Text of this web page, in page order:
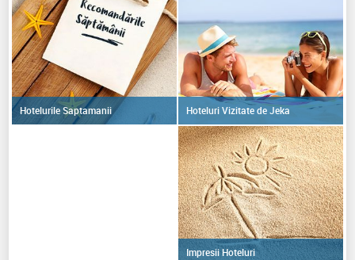
Hotelurile Saptamanii Hoteluri Vizitate de Jeka
Impresii Hoteluri